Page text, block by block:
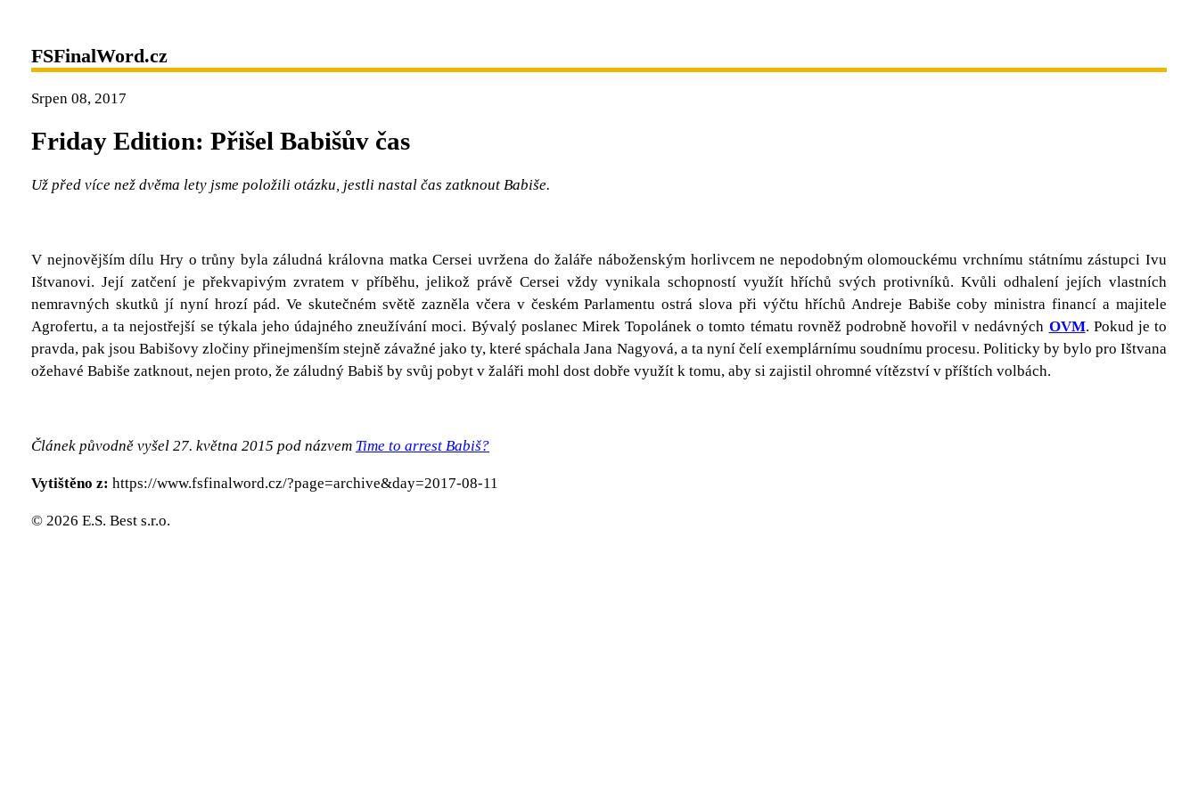
FSFinalWord.cz
Srpen 08, 2017
Friday Edition: Přišel Babišův čas
Už před více než dvěma lety jsme položili otázku, jestli nastal čas zatknout Babiše.
V nejnovějším dílu Hry o trůny byla záludná královna matka Cersei uvržena do žaláře náboženským horlivcem ne nepodobným olomouckému vrchnímu státnímu zástupci Ivu
Ištvanovi. Její zatčení je překvapivým zvratem v příběhu, jelikož právě Cersei vždy vynikala schopností využít hříchů svých protivníků. Kvůli odhalení jejích vlastních
nemravných skutků jí nyní hrozí pád. Ve skutečném světě zazněla včera v českém Parlamentu ostrá slova při výčtu hříchů Andreje Babiše coby ministra financí a majitele
Agrofertu, a ta nejostřejší se týkala jeho údajného zneužívání moci. Bývalý poslanec Mirek Topolánek o tomto tématu rovněž podrobně hovořil v nedávných OVM. Pokud je to
pravda, pak jsou Babišovy zločiny přinejmenším stejně závažné jako ty, které spáchala Jana Nagyová, a ta nyní čelí exemplárnímu soudnímu procesu. Politicky by bylo pro Ištvana
ožehavé Babiše zatknout, nejen proto, že záludný Babiš by svůj pobyt v žaláři mohl dost dobře využít k tomu, aby si zajistil ohromné vítězství v příštích volbách.
Článek původně vyšel 27. května 2015 pod názvem Time to arrest Babiš?
Vytištěno z: https://www.fsfinalword.cz/?page=archive&day=2017-08-11
© 2026 E.S. Best s.r.o.